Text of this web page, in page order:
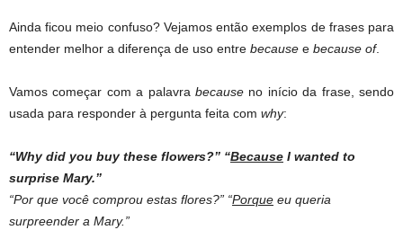
Ainda ficou meio confuso? Vejamos então exemplos de frases para
entender melhor a diferença de uso entre because e because of.
Vamos começar com a palavra because no início da frase, sendo
usada para responder à pergunta feita com why:
“Why did you buy these flowers?” “Because I wanted to
surprise Mary.”
“Por que você comprou estas flores?” “Porque eu queria
surpreender a Mary.”